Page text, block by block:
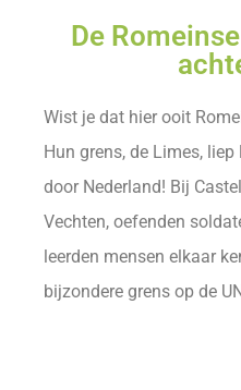
De
Wist je dat hier ooit
Hun grens, de Limes,
door Nederland! Bij
Vechten, oefenden
leerden mensen elkaar
bijzondere grens op de